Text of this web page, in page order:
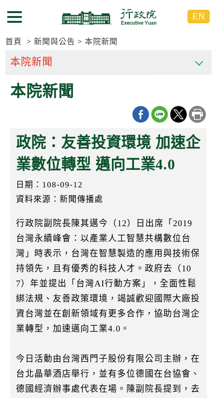
到
要
區
到
要
區
選單按鈕 EN
首頁 新聞與公告 本院新聞
本院新聞
政院：友善投資環境 加速企
業數位轉型 邁向工業4.0
日期：108-09-12
資料來源：新聞傳播處
行政院副院長陳其邁今（12）日出席「2019
台灣永續峰會：以產業人工智慧共構數位台
灣」時表示，台灣在智慧製造的應用與技術保
持領先，且有優秀的科技人才。政府去（10
7）年並提出「台灣AI行動方案」，全面性鬆
綁法規、友善政策環境，竭誠歡迎國際大廠投
資台灣並在創新領域有更多合作，協助台灣企
業轉型，加速邁向工業4.0。
今日活動由台灣西門子股份有限公司主辦，在
台北晶華酒店舉行，並有多位德國在台協會、
德國經濟辦事處代表在場。陳副院長提到，去